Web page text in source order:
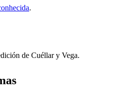
.
de Cuéllar y Vega.